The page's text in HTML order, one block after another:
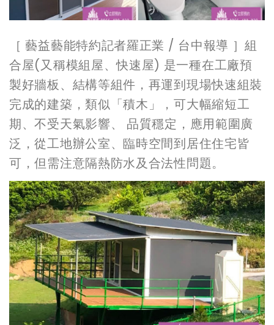
［ 藝益藝能特約記者羅正業 / 台中報導 ］組
合屋(又稱模組屋、快速屋) 是一種在工廠預
製好牆板、結構等組件，再運到現場快速組裝
完成的建築，類似「積木」，可大幅縮短工
期、不受天氣影響、 品質穩定，應用範圍廣
泛，從工地辦公室、臨時空間到居住住宅皆
可，但需注意隔熱防水及合法性問題。